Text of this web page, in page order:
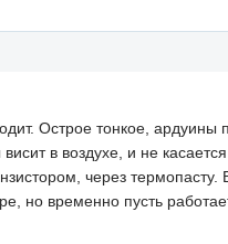
Острое тонкое,
в воздухе, и не
через
но временно пусть